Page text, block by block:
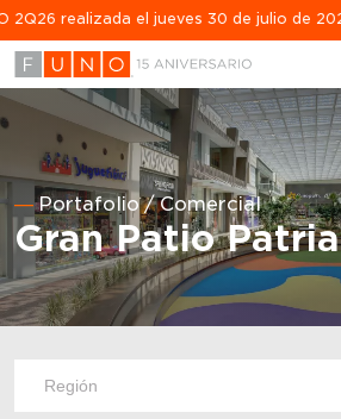
realizada el jueves 30 de julio de 2026.
Portafolio Comercial
Gran Patio Patria